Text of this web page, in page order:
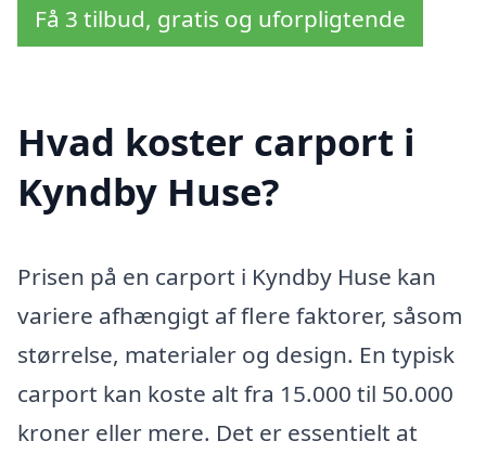
Få 3 tilbud, gratis og uforpligtende
Hvad koster carport i
Kyndby Huse?
Prisen på en carport i Kyndby Huse kan
variere afhængigt af flere faktorer, såsom
størrelse, materialer og design. En typisk
carport kan koste alt fra 15.000 til 50.000
kroner eller mere. Det er essentielt at